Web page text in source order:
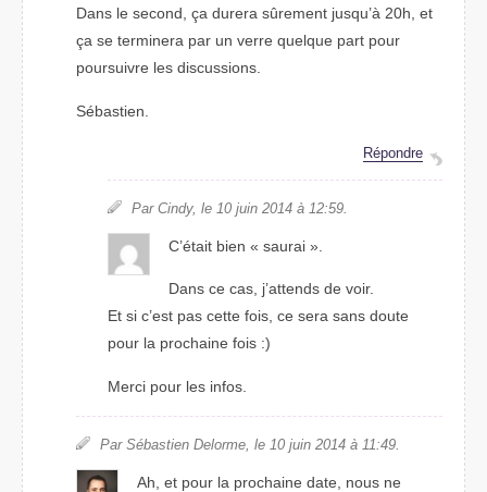
Dans le second, ça durera sûrement jusqu’à 20h, et
ça se terminera par un verre quelque part pour
poursuivre les discussions.
Sébastien.
Répondre
Par Cindy, le 10 juin 2014 à 12:59.
C’était bien « saurai ».
Dans ce cas, j’attends de voir.
Et si c’est pas cette fois, ce sera sans doute
pour la prochaine fois :)
Merci pour les infos.
Par Sébastien Delorme, le 10 juin 2014 à 11:49.
Ah, et pour la prochaine date, nous ne